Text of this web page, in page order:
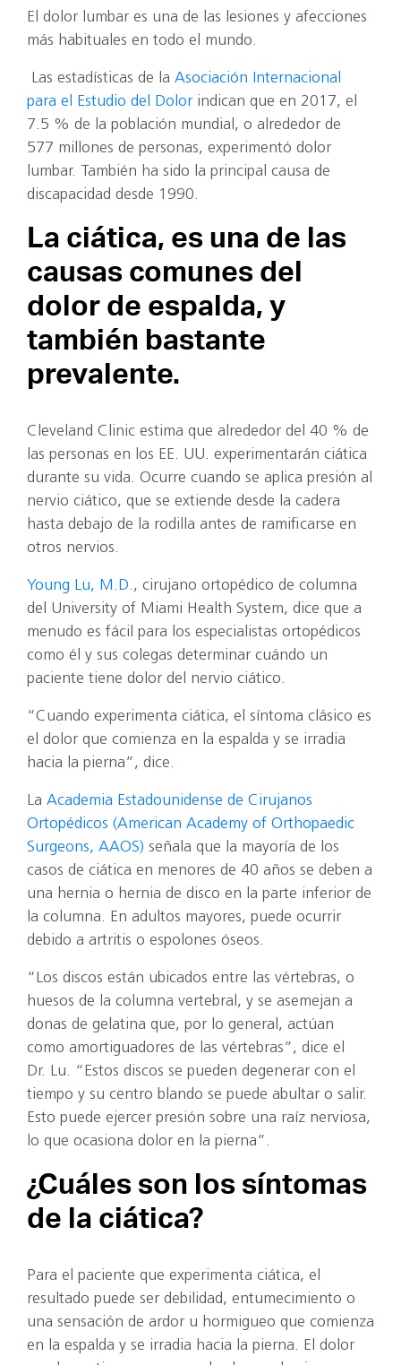
El dolor lumbar es una de las lesiones y afecciones
más habituales en todo el mundo.
Las estadísticas de la Asociación Internacional
para el Estudio del Dolorindican que en 2017, el
7.5 % de la población mundial, o alrededor de
577 millones de personas, experimentó dolor
lumbar. También ha sido la principal causa de
discapacidad desde 1990.
La ciática, es una de las
causas comunes del
dolor de espalda, y
también bastante
prevalente.
Cleveland Clinic estima que alrededor del 40 % de
las personas en los EE. UU. experimentarán ciática
durante su vida. Ocurre cuando se aplica presión al
nervio ciático, que se extiende desde la cadera
hasta debajo de la rodilla antes de ramificarse en
otros nervios.
Young Lu, M.D., cirujano ortopédico de columna
del University of Miami Health System, dice que a
menudo es fácil para los especialistas ortopédicos
como él y sus colegas determinar cuándo un
paciente tiene dolor del nervio ciático.
“Cuando experimenta ciática, el síntoma clásico es
el dolor que comienza en la espalda y se irradia
hacia la pierna”, dice.
La Academia Estadounidense de Cirujanos
Ortopédicos (American Academy of Orthopaedic
Surgeons, AAOS) señala que la mayoría de los
casos de ciática en menores de 40 años se deben a
una hernia o hernia de disco en la parte inferior de
la columna. En adultos mayores, puede ocurrir
debido a artritis o espolones óseos.
“Los discos están ubicados entre las vértebras, o
huesos de la columna vertebral, y se asemejan a
donas de gelatina que, por lo general, actúan
como amortiguadores de las vértebras”, dice el
Dr. Lu. “Estos discos se pueden degenerar con el
tiempo y su centro blando se puede abultar o salir.
Esto puede ejercer presión sobre una raíz nerviosa,
lo que ocasiona dolor en la pierna”.
¿Cuáles son los síntomas
de la ciática?
Para el paciente que experimenta ciática, el
resultado puede ser debilidad, entumecimiento o
una sensación de ardor u hormigueo que comienza
en la espalda y se irradia hacia la pierna. El dolor